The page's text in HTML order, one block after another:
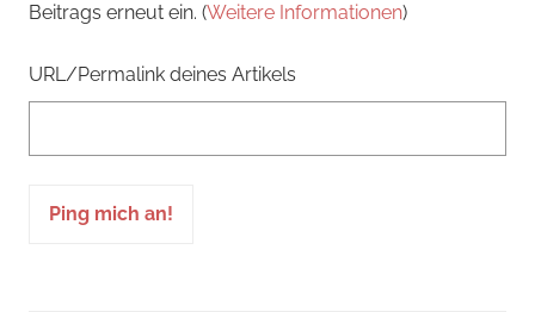
Beitrags erneut ein. (Weitere Informationen)
URL/Permalink deines Artikels